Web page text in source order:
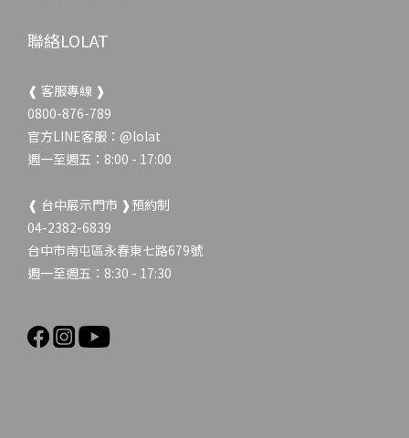
聯絡LOLAT
❰ 客服專線 ❱
0800-876-789
官方LINE客服： @lolat
週一至週五：8:00 - 17:00
❰ 台中展示門市 ❱預約制
04-2382-6839
台中市南屯區永春東七路679號
週一至週五：8:30 - 17:30